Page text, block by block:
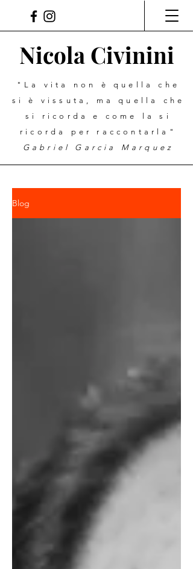
Nicola Civinini
"La vita non è quella che
si è vissuta, ma quella che
si ricorda e come la si
ricorda per raccontarla"
Gabriel Garcia Marquez
Blog